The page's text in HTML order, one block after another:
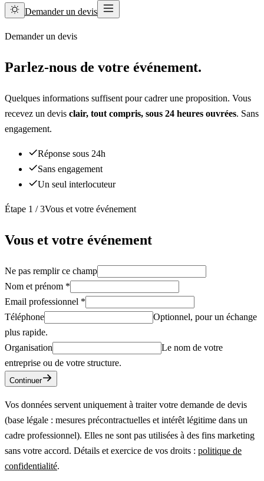
Demander un devis
Demander un devis
Parlez-nous de votre événement.
Quelques informations suffisent pour cadrer une proposition. Vous
recevez un devis clair, tout compris, sous 24 heures ouvrées. Sans
engagement.
Réponse sous 24h
Sans engagement
Un seul interlocuteur
Étape 1 /3Vous et votre événement
Vous et votre événement
Ne pas remplir ce champ
Nom et prénom *
Email professionnel *
Téléphone
Optionnel, pour un échange
plus rapide.
Organisation
Le nom de votre
entreprise ou de votre structure.
Continuer
Vos données servent uniquement à traiter votre demande de devis
(base légale : mesures précontractuelles et intérêt légitime dans un
cadre professionnel). Elles ne sont pas utilisées à des fins marketing
sans votre accord. Détails et exercice de vos droits : politique de
confidentialité.